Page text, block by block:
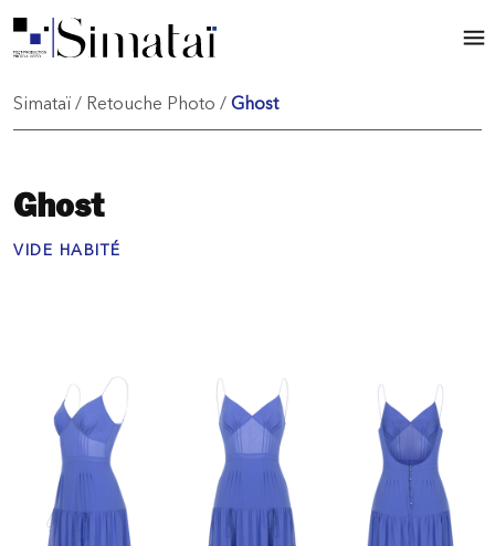
Simataï / Retouche Photo / Ghost
Ghost
VIDE HABITÉ